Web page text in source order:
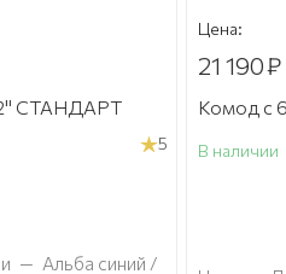
2" СТАНДАРТ
5
— Альба синий /
Цена:
21 190₽
Комод с
В наличии